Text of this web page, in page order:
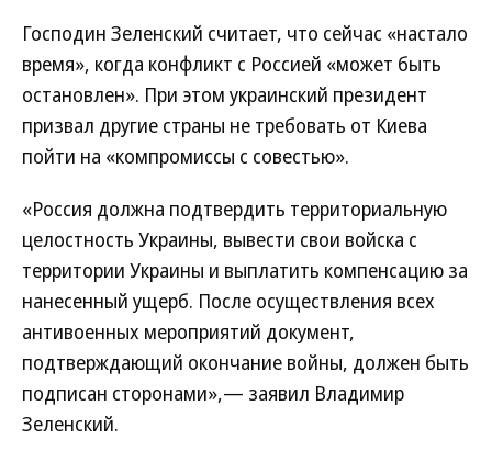
Господин Зеленский считает, что сейчас «настало
время», когда конфликт с Россией «может быть
остановлен». При этом украинский президент
призвал другие страны не требовать от Киева
пойти на «компромиссы с совестью».
«Россия должна подтвердить территориальную
целостность Украины, вывести свои войска с
территории Украины и выплатить компенсацию за
нанесенный ущерб. После осуществления всех
антивоенных мероприятий документ,
подтверждающий окончание войны, должен быть
подписан сторонами»,— заявил Владимир
Зеленский.